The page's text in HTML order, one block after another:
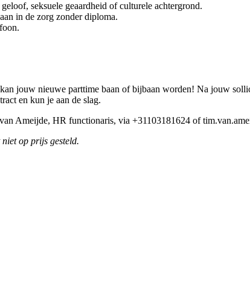
seksuele geaardheid of culturele achtergrond.
in de zorg zonder diploma.
jouw nieuwe parttime baan of bijbaan worden! Na jouw
en kun je aan de slag.
Ameijde, HR functionaris, via +31103181624 of
op prijs gesteld.